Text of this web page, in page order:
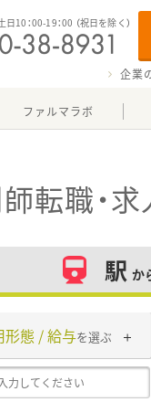
日10：00-19：00 （祝日を除く）
企業
ファルマラボ
転職・
駅 か
形態 / 給与を選ぶ